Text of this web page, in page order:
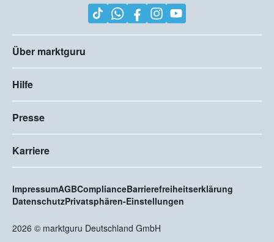
Über marktguru
Hilfe
Presse
Karriere
ImpressumAGBComplianceBarrierefreiheitserklärung
DatenschutzPrivatsphären-Einstellungen
2026 © marktguru Deutschland GmbH